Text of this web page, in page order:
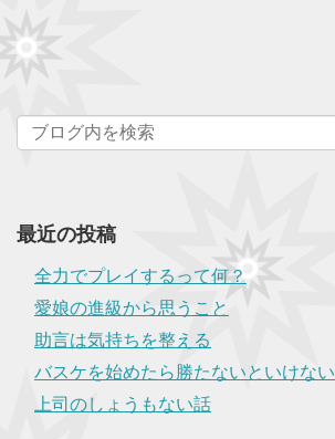
最近の投稿
全力でプレイするって何？
愛娘の進級から思うこと
助言は気持ちを整える
バスケを始めたら勝たないといけない
上司のしょうもない話